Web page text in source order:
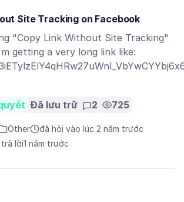
Site Tracking on Facebook
"Copy Link Without Site Tracking"
getting a very long link like:
Đã lưu trữ 2 725
Other
đã hỏi vào lúc 2 năm trước
lời1 năm trước